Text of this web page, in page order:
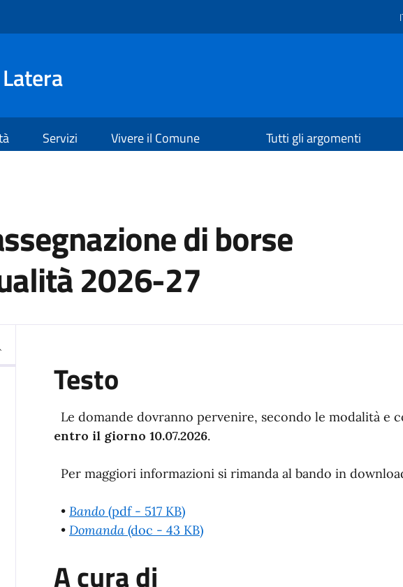
Servizi Vivere il Comune
Tutti gli argomenti
di borse
2026-27
Testo
Le domande dovranno pervenire, secondo le modalità e
entro il giorno 10.07.2026.
Per maggiori informazioni si rimanda al bando in
• Bando (pdf - 517 KB)
• Domanda (doc - 43 KB)
A cura di